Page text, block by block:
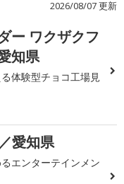
2026/08/07 更新
ー ワクザクフ
知県
体験型チョコ工場見
愛知県
エンターテインメン